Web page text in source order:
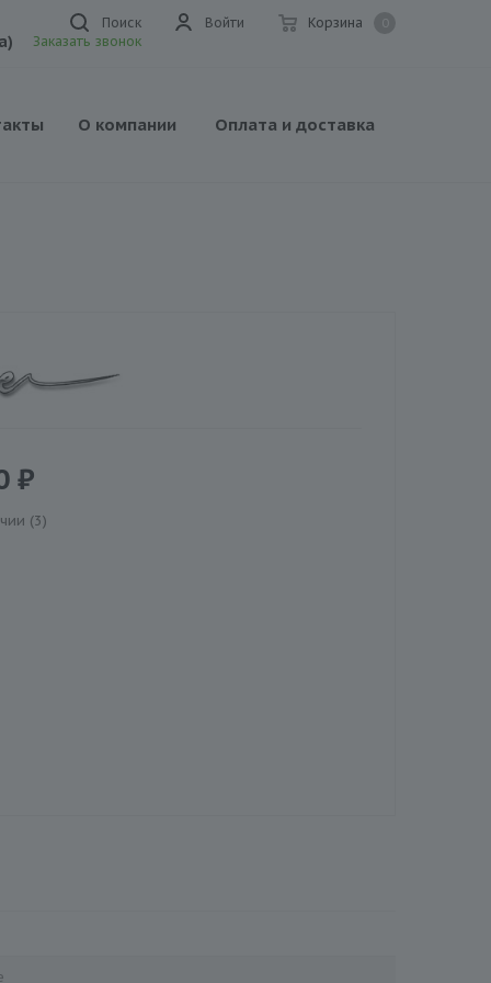
Корзина
Войти
Поиск
Заказать звонок
О компании Оплата и доставка
₽
(3)